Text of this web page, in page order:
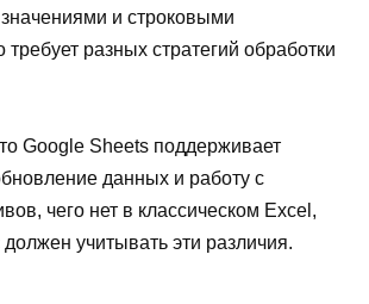
и строковыми
разных стратегий обработки
Google Sheets поддерживает
данных и работу с
чего нет в классическом Excel,
учитывать эти различия.